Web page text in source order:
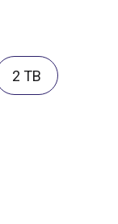
2 TB